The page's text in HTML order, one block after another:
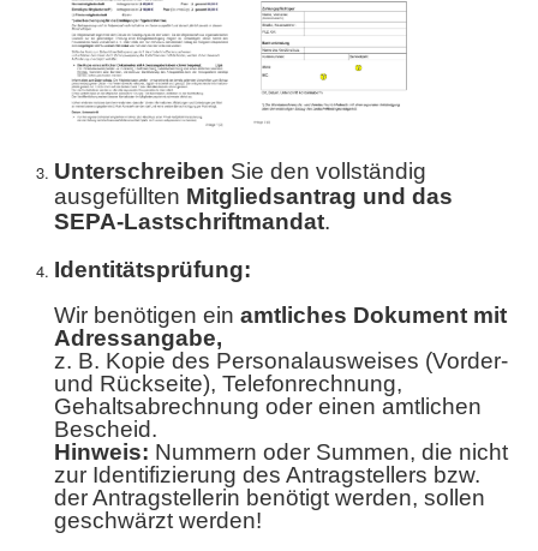
Unterschreiben Sie den vollständig
ausgefüllten Mitgliedsantrag und das
SEPA-Lastschriftmandat.
Identitätsprüfung:
Wir benötigen ein amtliches Dokument mit
Adressangabe,
z. B. Kopie des Personalausweises (Vorder-
und Rückseite), Telefonrechnung,
Gehaltsabrechnung oder einen amtlichen
Bescheid.
Hinweis: Nummern oder Summen, die nicht
zur Identifizierung des Antragstellers bzw.
der Antragstellerin benötigt werden, sollen
geschwärzt werden!